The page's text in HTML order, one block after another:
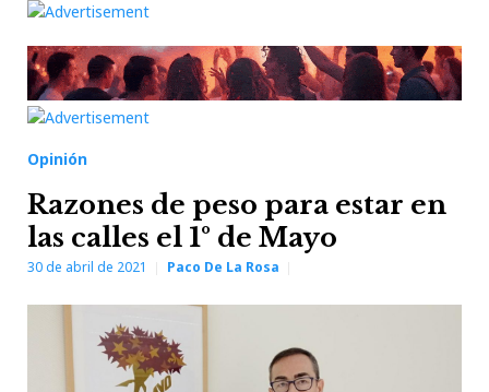
Opinión
Razones de peso para estar en
las calles el 1º de Mayo
30 de abril de 2021 Paco De La Rosa